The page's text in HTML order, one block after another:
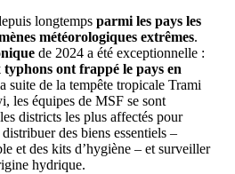
longtemps parmi les pays les
météorologiques extrêmes.
de 2024 a été exceptionnelle :
typhons ont frappé le pays en
suite de la tempête tropicale Trami
les équipes de MSF se sont
districts les plus affectés pour
des biens essentiels –
et des kits d’hygiène – et surveiller
hydrique.